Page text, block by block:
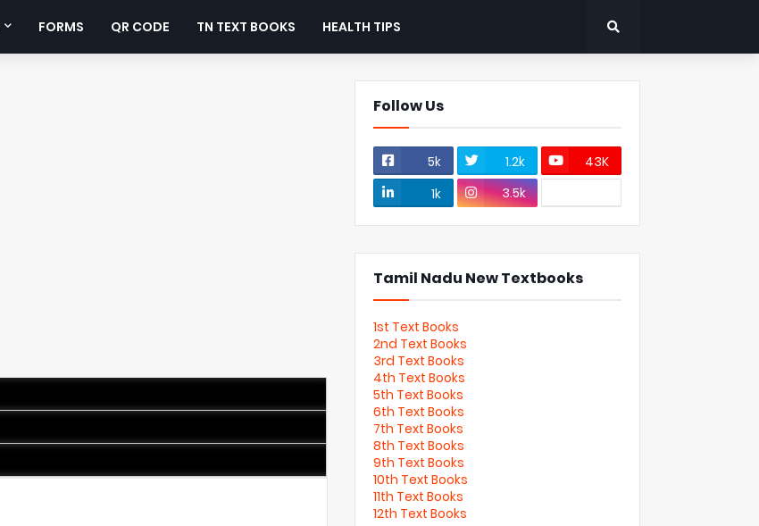
FORMS QR CODE TN TEXT BOOKS HEALTH TIPS
Follow Us
5k 1.2k
43K
1k
3.5k
Tamil Nadu New Textbooks
1st Text Books
2nd Text Books
3rd Text Books
4th Text Books
5th Text Books
6th Text Books
7th Text Books
8th Text Books
9th Text Books
10th Text Books
11th Text Books
12th Text Books